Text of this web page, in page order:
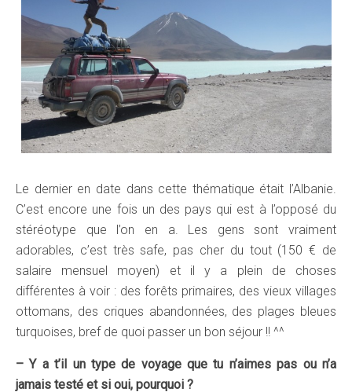
Le dernier en date dans cette thématique était l’Albanie.
C’est encore une fois un des pays qui est à l’opposé du
stéréotype que l’on en a. Les gens sont vraiment
adorables, c’est très safe, pas cher du tout (150 € de
salaire mensuel moyen) et il y a plein de choses
différentes à voir : des forêts primaires, des vieux villages
ottomans, des criques abandonnées, des plages bleues
turquoises, bref de quoi passer un bon séjour !! ^^
– Y a t’il un type de voyage que tu n’aimes pas ou n’a
jamais testé et si oui, pourquoi ?